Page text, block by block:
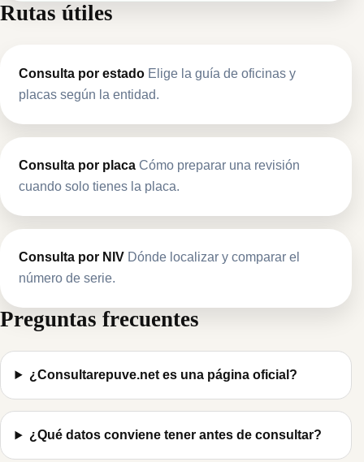
Rutas útiles
Consulta por estado Elige la guía de oficinas y
placas según la entidad.
Consulta por placa Cómo preparar una revisión
cuando solo tienes la placa.
Consulta por NIV Dónde localizar y comparar el
número de serie.
Preguntas frecuentes
¿Consultarepuve.net es una página oficial?
¿Qué datos conviene tener antes de consultar?